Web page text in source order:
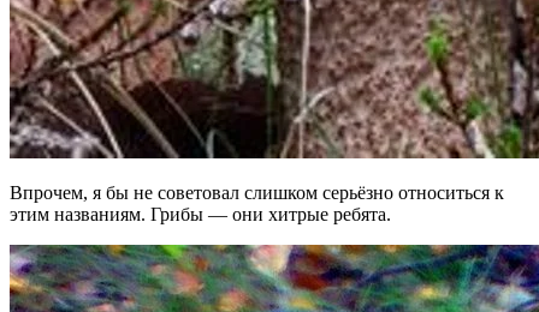
Впрочем, я бы не советовал слишком серьёзно относиться к
этим названиям. Грибы — они хитрые ребята.